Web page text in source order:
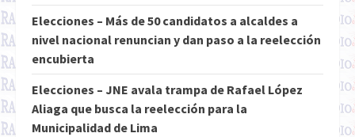
Elecciones – Más de 50 candidatos a alcaldes a
nivel nacional renuncian y dan paso a la reelección
encubierta
Elecciones – JNE avala trampa de Rafael López
Aliaga que busca la reelección para la
Municipalidad de Lima